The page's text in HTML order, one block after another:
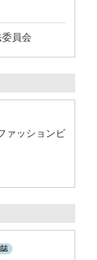
員会
ァッションビ